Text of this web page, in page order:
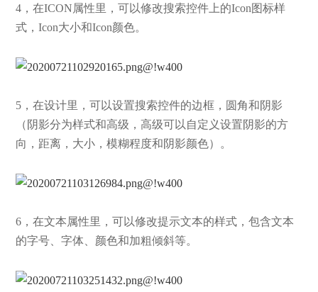
4，在ICON属性里，可以修改搜索控件上的Icon图标样
式，Icon大小和Icon颜色。
5，在设计里，可以设置搜索控件的边框，圆角和阴影
（阴影分为样式和高级，高级可以自定义设置阴影的方
向，距离，大小，模糊程度和阴影颜色）。
6，在文本属性里，可以修改提示文本的样式，包含文本
的字号、字体、颜色和加粗倾斜等。